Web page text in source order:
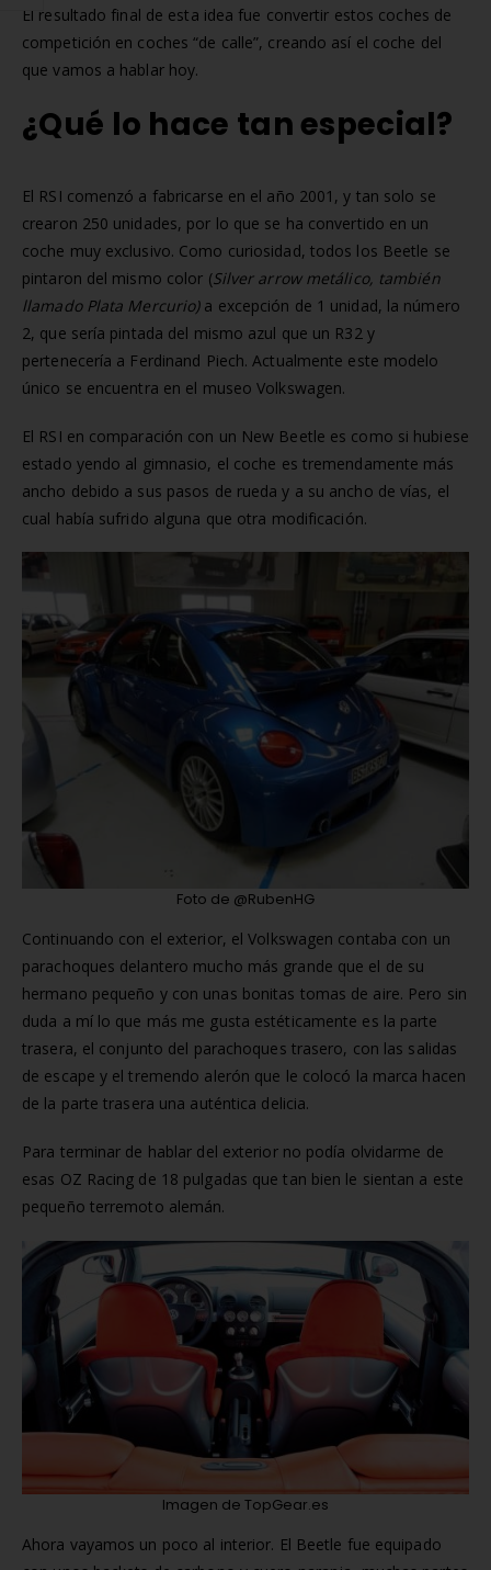
El resultado final de esta idea fue convertir estos coches de
competición en coches “de calle”, creando así el coche del
que vamos a hablar hoy.
¿Qué lo hace tan especial?
El RSI comenzó a fabricarse en el año 2001, y tan solo se
crearon 250 unidades, por lo que se ha convertido en un
coche muy exclusivo. Como curiosidad, todos los Beetle se
pintaron del mismo color (Silver arrow metálico, también
llamado Plata Mercurio) a excepción de 1 unidad, la número
2, que sería pintada del mismo azul que un R32 y
pertenecería a Ferdinand Piech. Actualmente este modelo
único se encuentra en el museo Volkswagen.
El RSI en comparación con un New Beetle es como si hubiese
estado yendo al gimnasio, el coche es tremendamente más
ancho debido a sus pasos de rueda y a su ancho de vías, el
cual había sufrido alguna que otra modificación.
Foto de @RubenHG
Continuando con el exterior, el Volkswagen contaba con un
parachoques delantero mucho más grande que el de su
hermano pequeño y con unas bonitas tomas de aire. Pero sin
duda a mí lo que más me gusta estéticamente es la parte
trasera, el conjunto del parachoques trasero, con las salidas
de escape y el tremendo alerón que le colocó la marca hacen
de la parte trasera una auténtica delicia.
Para terminar de hablar del exterior no podía olvidarme de
esas OZ Racing de 18 pulgadas que tan bien le sientan a este
pequeño terremoto alemán.
Imagen de TopGear.es
Ahora vayamos un poco al interior. El Beetle fue equipado